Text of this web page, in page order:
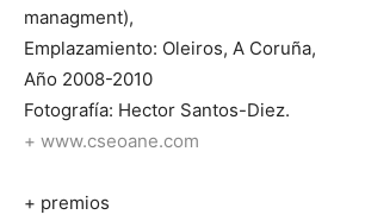
managment),
Emplazamiento: Oleiros, A Coruña,
Año 2008-2010
Fotografía: Hector Santos-Diez.
+ www.cseoane.com
+ premios